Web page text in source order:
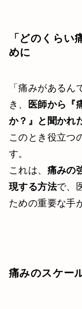
「どのくらい
めに
「痛みがある
き、
医師から『
か？』と聞かれ
このとき役立つ
す。
これは、 痛みの
現する方法で、
ための重要な手
痛みのスケー